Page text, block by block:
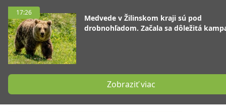
17:26
Medvede v Žilinskom kraji sú pod
drobnohľadom. Začala sa dôležitá
Zobraziť viac